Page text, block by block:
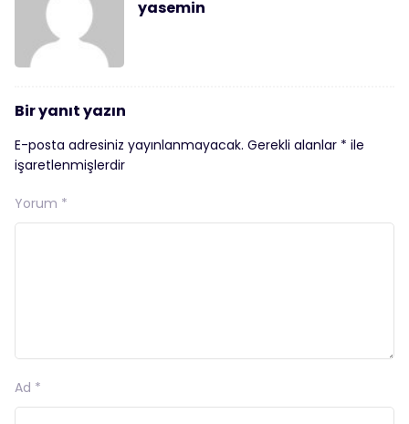
yasemin
Bir yanıt yazın
E-posta adresiniz yayınlanmayacak. Gerekli alanlar * ile
işaretlenmişlerdir
Yorum *
Ad *